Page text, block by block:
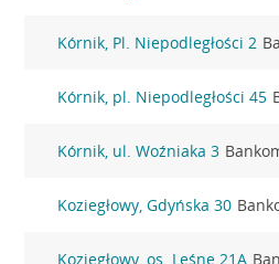
Kórnik, Pl. Niepodległości 2
Kórnik, pl. Niepodległości 45
Kórnik, ul. Woźniaka 3
Koziegłowy, Gdyńska 30
Koziegłowy, os. Leśne 21A